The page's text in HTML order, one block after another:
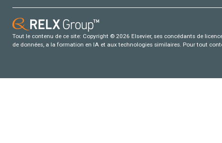
Tout le contenu de ce site: Copyright © 2026 Elsevier, ses concédants de
de données, a la formation en IA et aux technologies similaires. Pour tout